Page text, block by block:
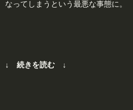
なってしまうという最悪な事態に。
↓ 続きを読む ↓